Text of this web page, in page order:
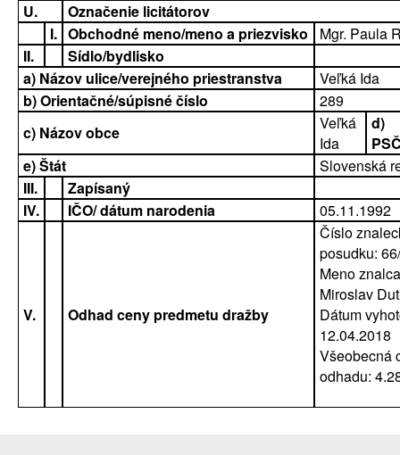
U.
Označenie licitátorov
I. Obchodné meno/meno a priezvisko
Mgr. Paula
II.
Sídlo/bydlisko
a) Názov ulice/verejného priestranstva
Veľká Ida
b) Orientačné/súpisné číslo
289
c) Názov obce
Veľká
Ida
d)
e) Štát
Slovenská
III.
Zapísaný
IV.
IČO/ dátum narodenia 05.11.1992
V. Odhad ceny predmetu dražby
Číslo
posudku:
Meno
Miroslav
Dátum
12.04.2018
Všeobecná
odhadu: